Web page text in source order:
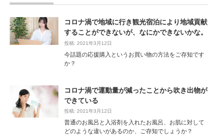
コロナ渦で地域に行き観光宿泊により地域貢献
することができないが、なにかできないかな。
投稿: 2021年3月12日
今話題の応援購入というお買い物の方法をご存知です
か？
コロナ渦で運動量が減ったことから吹き出物が
できている
投稿: 2021年3月12日
普通のお風呂と入浴剤を入れたお風呂、お肌に対して
どのような違いがあるのか、ご存知でしょうか？